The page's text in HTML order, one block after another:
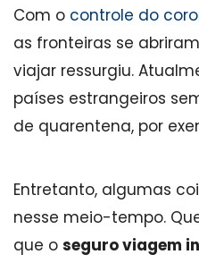
Com o controle do
as fronteiras se
viajar ressurgiu.
países estrangeiros
de quarentena, por
Entretanto, algumas
nesse meio-tempo.
que o seguro viagem